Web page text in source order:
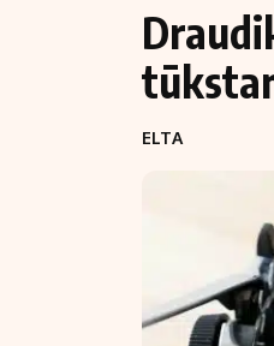
Naujienos
Aplinka
Verslas
Energetika
ELTA